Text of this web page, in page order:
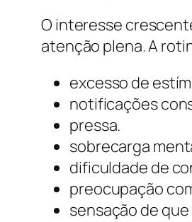
O interesse
atenção plena. A
excesso de
notificações
pressa.
sobrecarga
dificuldade de
preocupação
sensação de